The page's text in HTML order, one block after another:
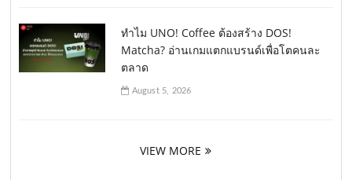
ทำไม UNO! Coffee ต้องสร้าง DOS!
Matcha? อ่านเกมแตกแบรนด์เพื่อโตคนละ
ตลาด
August 5, 2026
VIEW MORE